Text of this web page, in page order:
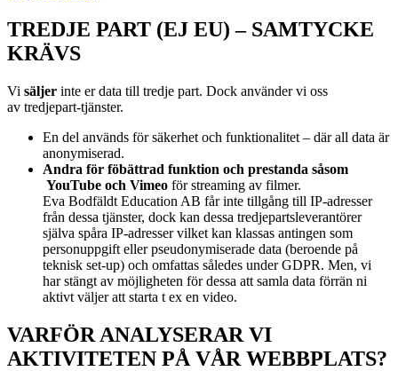
TREDJE PART (EJ EU) – SAMTYCKE
KRÄVS
Vi säljer inte er data till tredje part. Dock använder vi oss
av tredjepart-tjänster.
En del används för säkerhet och funktionalitet – där all data är
anonymiserad.
Andra för föbättrad funktion och prestanda såsom
YouTube och Vimeo för streaming av filmer.
Eva Bodfäldt Education AB får inte tillgång till IP-adresser
från dessa tjänster, dock kan dessa tredjepartsleverantörer
själva spåra IP-adresser vilket kan klassas antingen som
personuppgift eller pseudonymiserade data (beroende på
teknisk set-up) och omfattas således under GDPR. Men, vi
har stängt av möjligheten för dessa att samla data förrän ni
aktivt väljer att starta t ex en video.
VARFÖR ANALYSERAR VI
AKTIVITETEN PÅ VÅR WEBBPLATS?